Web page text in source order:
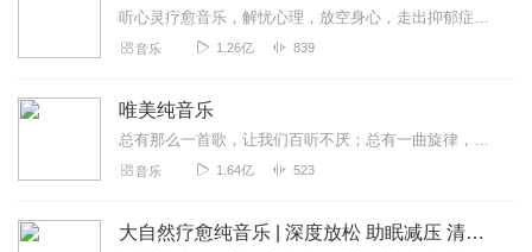
听心灵疗愈音乐，解忧心理，放空身心，走出抑郁症、焦虑症、恐惧症等情绪困扰。疗愈音乐=心灵养生最有效的聆听建议：步骤一、选择安静的环境，闭目静卧或坐。步骤二、根据...
音乐 1.26亿 839
唯美纯音乐
总有那么一首歌，让我们百听不厌；总有一曲旋律，让我们的心为之震颤；眼睛收集景色，耳朵感受共鸣！在这个躁动的时代，给心灵寻找一处安宁之所，聆听轻音乐...
音乐 1.64亿 523
大自然疗愈纯音乐 | 深度放松 助眠减压 清除负能量